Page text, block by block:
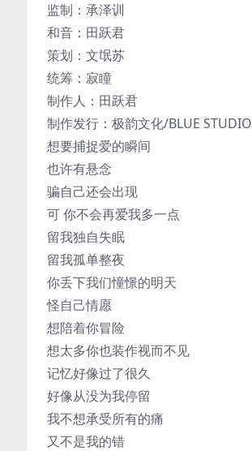
监制：承泽训
和音：田跃君
策划：文氓苏
统筹：寂瞳
制作人：田跃君
制作发行：极韵文化/BLUE STUDIO
想要捕捉爱的瞬间
也许有悬念
骗自己还会出现
可 你不会再爱我多一点
留我独自失眠
留我孤单整夜
你丢下我们憧憬的明天
怪自己情愿
想陪着你冒险
想太多你也装作视而不见
记忆好像过了很久
好像从没为我停留
我不想承受所有的痛
又不是我的错